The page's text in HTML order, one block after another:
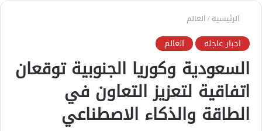
الرئيسية/العالم
اخبار عاجله العالم
السعودية وكوريا الجنوبية توقعان
اتفاقية لتعزيز التعاون في
الطاقة والذكاء الاصطناعي